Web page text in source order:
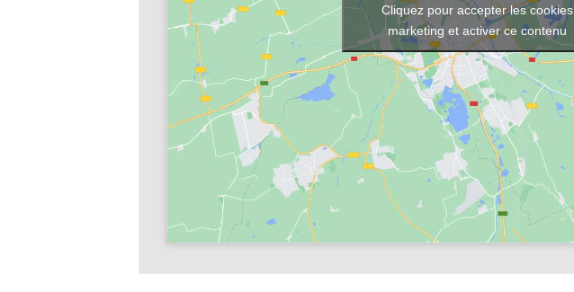
Cliquez pour accepter les cookies
marketing et activer ce contenu